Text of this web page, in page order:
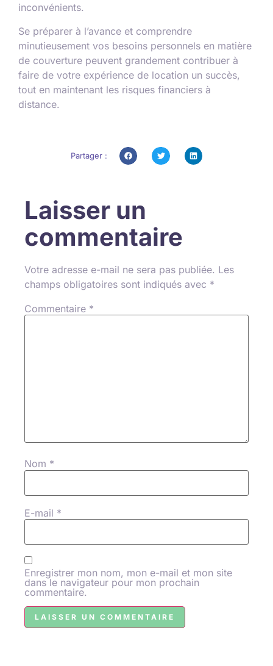
inconvénients.
Se préparer à l’avance et comprendre
minutieusement vos besoins personnels en matière
de couverture peuvent grandement contribuer à
faire de votre expérience de location un succès,
tout en maintenant les risques financiers à
distance.
Partager :
Laisser un
commentaire
Votre adresse e-mail ne sera pas publiée. Les
champs obligatoires sont indiqués avec *
Commentaire *
Nom *
E-mail *
Enregistrer mon nom, mon e-mail et mon site
dans le navigateur pour mon prochain
commentaire.